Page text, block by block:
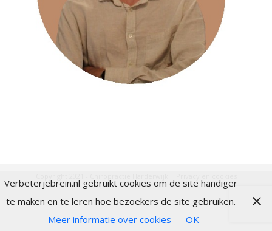
Verbeterjebrein.nl gebruikt cookies om de site handiger
te maken en te leren hoe bezoekers de site gebruiken.
Meer informatie over cookies
OK